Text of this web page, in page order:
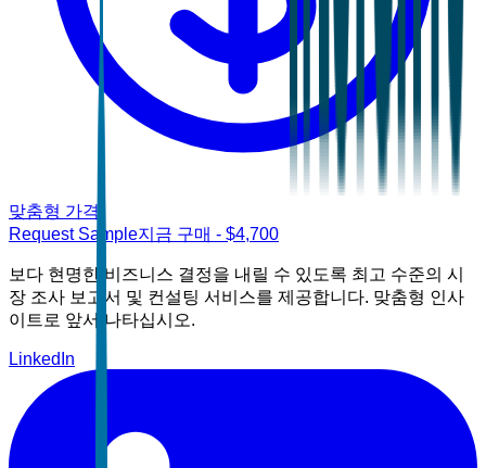
맞춤형 가격
Request Sample지금 구매 - $4,700
보다 현명한 비즈니스 결정을 내릴 수 있도록 최고 수준의 시
장 조사 보고서 및 컨설팅 서비스를 제공합니다. 맞춤형 인사
이트로 앞서 나타십시오.
LinkedIn